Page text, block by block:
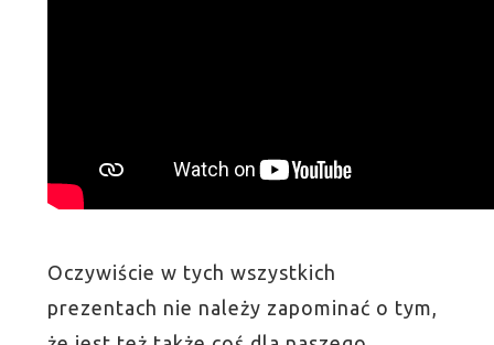
Oczywiście w tych wszystkich
prezentach nie należy zapominać o tym,